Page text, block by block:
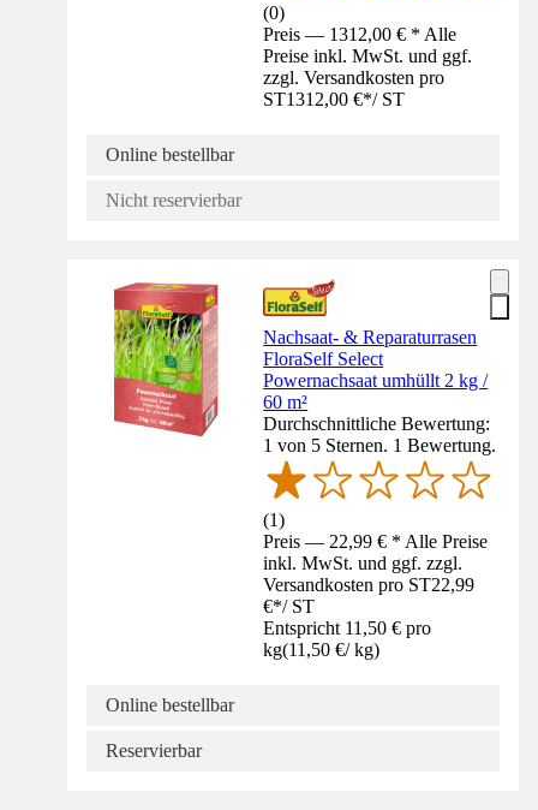
(0)
Preis — 1312,00 € * Alle
Preise inkl. MwSt. und ggf.
zzgl. Versandkosten pro
ST1312,00 €*/ ST
Online bestellbar
Nicht reservierbar
Nachsaat- & Reparaturrasen
FloraSelf Select
Powernachsaat umhüllt 2 kg /
60 m²
Durchschnittliche Bewertung:
1 von 5 Sternen. 1 Bewertung.
(1)
Preis — 22,99 € * Alle Preise
inkl. MwSt. und ggf. zzgl.
Versandkosten pro ST22,99
€*/ ST
Entspricht 11,50 € pro
kg(11,50 €/ kg)
Online bestellbar
Reservierbar